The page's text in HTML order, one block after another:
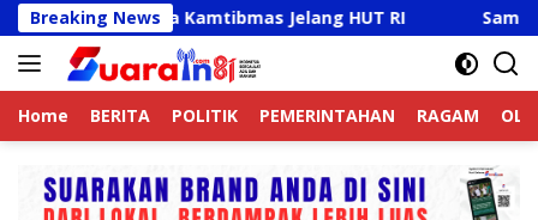
Langsung
ke
konten
Breaking News
Jaga Kamtibmas Jelang HUT RI Sambut HUT RI
Home BERITA POLITIK PEMERINTAHAN RAGAM